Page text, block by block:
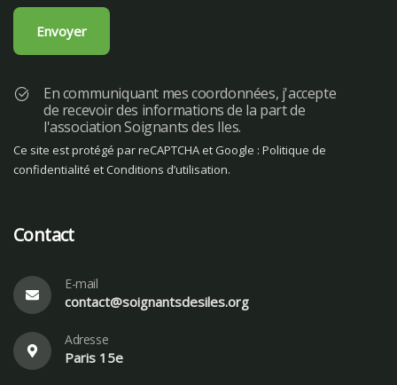
En communiquant mes coordonnées, j'accepte
de recevoir des informations de la part de
l'association Soignants des Iles.
Ce site est protégé par reCAPTCHA et Google : Politique de
confidentialité etConditions d’utilisation.
Contact
E-mail
contact@soignantsdesiles.org
Adresse
Paris 15e